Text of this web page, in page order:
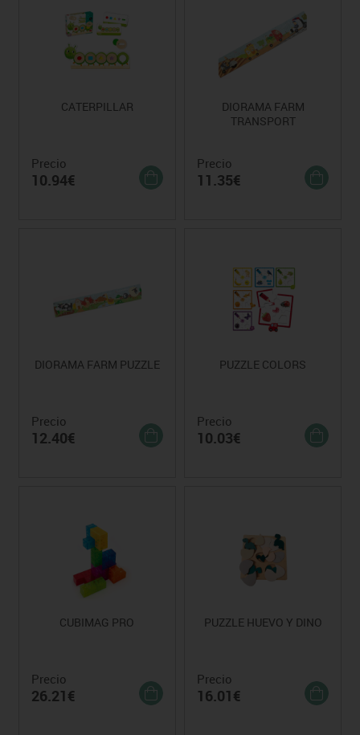
CATERPILLAR
Precio
10.94€
DIORAMA FARM
TRANSPORT
Precio
11.35€
DIORAMA FARM PUZZLE
Precio
12.40€
PUZZLE COLORS
Precio
10.03€
CUBIMAG PRO
Precio
26.21€
PUZZLE HUEVO Y DINO
Precio
16.01€